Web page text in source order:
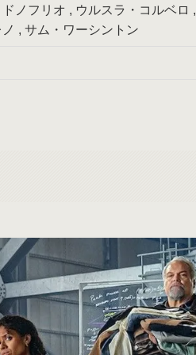
ノフリオ , ウルスラ・コルベロ ,
, サム・ワーシントン